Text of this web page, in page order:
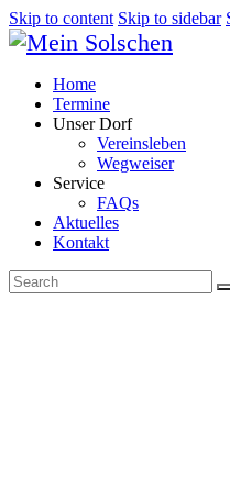
Skip to content Skip to sidebar
Home
Termine
Unser Dorf
Vereinsleben
Wegweiser
Service
FAQs
Aktuelles
Kontakt